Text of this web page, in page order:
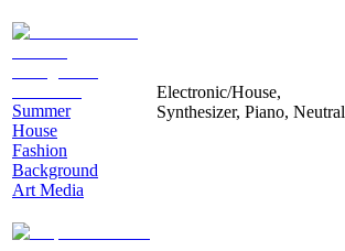
Summer
House
Fashion
Background
Art Media
Electronic/House,
Synthesizer, Piano, Neutral